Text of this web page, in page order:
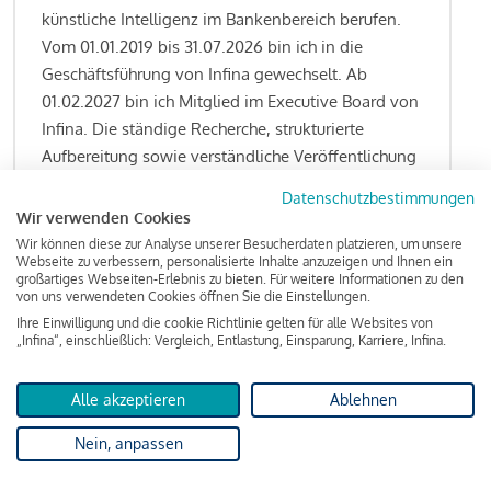
künstliche Intelligenz im Bankenbereich berufen.
Vom 01.01.2019 bis 31.07.2026 bin ich in die
Geschäftsführung von Infina gewechselt. Ab
01.02.2027 bin ich Mitglied im Executive Board von
Infina. Die ständige Recherche, strukturierte
Aufbereitung sowie verständliche Veröffentlichung
Kreditgeschäft gehören zu den wesentlichen
Schwerpunktsetzungen meiner Funktion.
Lesen Sie meine Finanzierungs-Tipps
KreditindexDas Wohnkredit Barometer
Datenschutzbestimmungen
Wir verwenden Cookies
Wir können diese zur Analyse unserer Besucherdaten platzieren, um unsere
Webseite zu verbessern, personalisierte Inhalte anzuzeigen und Ihnen ein
großartiges Webseiten-Erlebnis zu bieten. Für weitere Informationen zu den
von uns verwendeten Cookies öffnen Sie die Einstellungen.
Ihre Einwilligung und die cookie Richtlinie gelten für alle Websites von
„Infina“, einschließlich: Vergleich, Entlastung, Einsparung, Karriere, Infina.
Alle akzeptieren Ablehnen
Nein, anpassen